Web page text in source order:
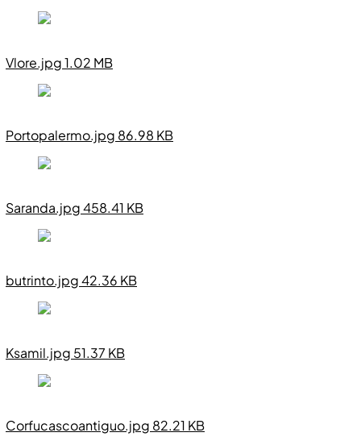
Vlore.jpg 1.02 MB
Portopalermo.jpg 86.98 KB
Saranda.jpg 458.41 KB
butrinto.jpg 42.36 KB
Ksamil.jpg 51.37 KB
Corfucascoantiguo.jpg 82.21 KB